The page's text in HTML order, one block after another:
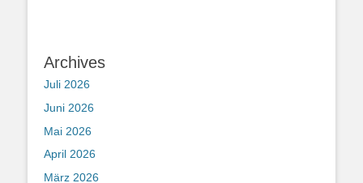
Archives
Juli 2026
Juni 2026
Mai 2026
April 2026
März 2026